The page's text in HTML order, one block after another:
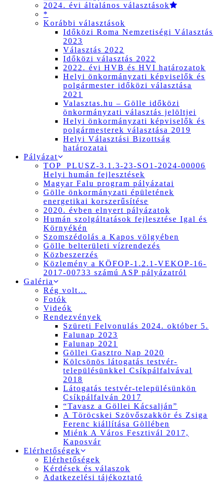
2024. évi általános választások
*
Korábbi választások
Időközi Roma Nemzetiségi Választás
2023
Választás 2022
Időközi választás 2022
2022. évi HVB és HVI határozatok
Helyi önkormányzati képviselők és
polgármester időközi választása
2021
Valasztas.hu – Gölle időközi
önkormányzati választás jelöltjei
Helyi önkormányzati képviselők és
polgármesterek választása 2019
Helyi Választási Bizottság
határozatai
Pályázat
TOP_PLUSZ-3.1.3-23-SO1-2024-00006
Helyi humán fejlesztések
Magyar Falu program pályázatai
Gölle önkormányzati épületének
energetikai korszerűsítése
2020. évben elnyert pályázatok
Humán szolgáltatások fejlesztése Igal és
Környékén
Szomszédolás a Kapos völgyében
Gölle belterületi vízrendezés
Közbeszerzés
Közlemény a KÖFOP-1.2.1-VEKOP-16-
2017-00733 számú ASP pályázatról
Galéria
Rég volt…
Fotók
Videók
Rendezvények
Szüreti Felvonulás 2024. október 5.
Falunap 2023
Falunap 2021
Göllei Gasztro Nap 2020
Kölcsönös látogatás testvér-
településünkkel Csíkpálfalvával
2018
Látogatás testvér-településünkön
Csíkpálfalván 2017
“Tavasz a Göllei Kácsalján”
A Töröcskei Szövőszakkör és Zsiga
Ferenc kiállítása Göllében
Miénk A Város Fesztivál 2017,
Kaposvár
Elérhetőségek
Elérhetőségek
Kérdések és válaszok
Adatkezelési tájékoztató